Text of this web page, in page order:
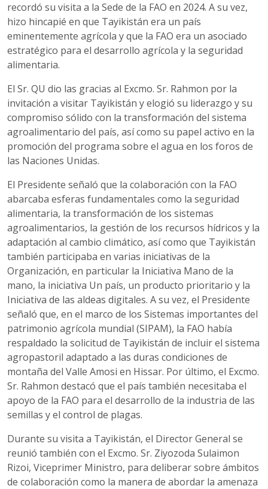
recordó su visita a la Sede de la FAO en 2024. A su vez,
hizo hincapié en que Tayikistán era un país
eminentemente agrícola y que la FAO era un asociado
estratégico para el desarrollo agrícola y la seguridad
alimentaria.
El Sr. QU dio las gracias al Excmo. Sr. Rahmon por la
invitación a visitar Tayikistán y elogió su liderazgo y su
compromiso sólido con la transformación del sistema
agroalimentario del país, así como su papel activo en la
promoción del programa sobre el agua en los foros de
las Naciones Unidas.
El Presidente señaló que la colaboración con la FAO
abarcaba esferas fundamentales como la seguridad
alimentaria, la transformación de los sistemas
agroalimentarios, la gestión de los recursos hídricos y la
adaptación al cambio climático, así como que Tayikistán
también participaba en varias iniciativas de la
Organización, en particular la Iniciativa Mano de la
mano, la iniciativa Un país, un producto prioritario y la
Iniciativa de las aldeas digitales. A su vez, el Presidente
señaló que, en el marco de los Sistemas importantes del
patrimonio agrícola mundial (SIPAM), la FAO había
respaldado la solicitud de Tayikistán de incluir el sistema
agropastoril adaptado a las duras condiciones de
montaña del Valle Amosi en Hissar. Por último, el Excmo.
Sr. Rahmon destacó que el país también necesitaba el
apoyo de la FAO para el desarrollo de la industria de las
semillas y el control de plagas.
Durante su visita a Tayikistán, el Director General se
reunió también con el Excmo. Sr. Ziyozoda Sulaimon
Rizoi, Viceprimer Ministro, para deliberar sobre ámbitos
de colaboración como la manera de abordar la amenaza